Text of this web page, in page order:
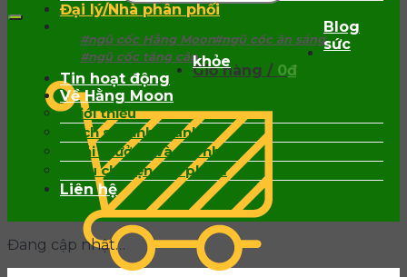
#ngũ cốc Hằng Moon#ngũ cốc ăn sáng
#ngũ cốc tăng cân
Giỏ hàng / 0₫
Đại lý/Nhà phân phối
Blog
sức
khỏe
Tin hoạt động
Về Hằng Moon
Giới thiệu
Lịch sử hình thành
Giải thưởng và ghi nhận
Câu chuyện sản phẩm
Liên hệ
Đang cập nhật…